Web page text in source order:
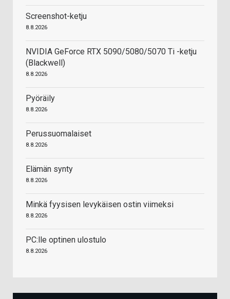
Screenshot-ketju
8.8.2026
NVIDIA GeForce RTX 5090/5080/5070 Ti -ketju
(Blackwell)
8.8.2026
Pyöräily
8.8.2026
Perussuomalaiset
8.8.2026
Elämän synty
8.8.2026
Minkä fyysisen levykäisen ostin viimeksi
8.8.2026
PC:lle optinen ulostulo
8.8.2026